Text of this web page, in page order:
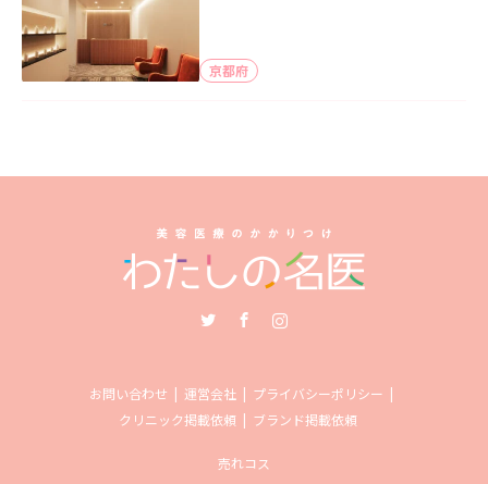
京都府
お問い合わせ 運営会社
プライバシーポリシー
クリニック掲載依頼
ブランド掲載依頼
売れコス